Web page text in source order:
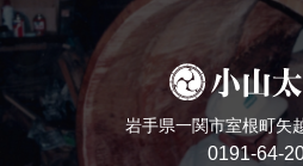
岩手県一関市室根町矢
0191-64-